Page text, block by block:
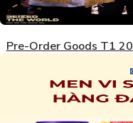
Pre-Order Goods T1